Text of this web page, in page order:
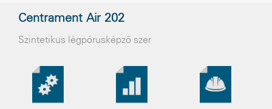
Centrament Air 202
Szintetikus légpórusképző szer